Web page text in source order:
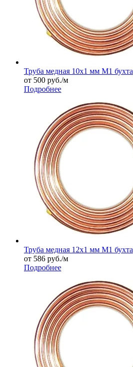
Труба медная 10х1 мм М1 бухта
от 500 руб./м
Подробнее
Труба медная 12х1 мм М1 бухта
от 586 руб./м
Подробнее